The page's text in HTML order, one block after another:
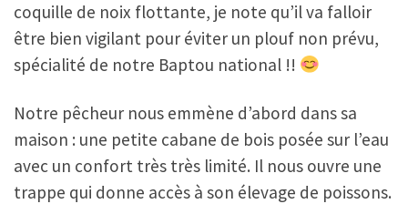
coquille de noix flottante, je note qu’il va falloir
être bien vigilant pour éviter un plouf non prévu,
spécialité de notre Baptou national !!
Notre pêcheur nous emmène d’abord dans sa
maison : une petite cabane de bois posée sur l’eau
avec un confort très très limité. Il nous ouvre une
trappe qui donne accès à son élevage de poissons.